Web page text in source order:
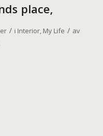
place,
/ i Interior, My Life / av